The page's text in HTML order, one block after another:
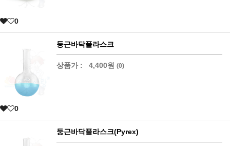
0
둥근바닥플라스크
상품가 : 4,400원 (0)
0
둥근바닥플라스크(Pyrex)